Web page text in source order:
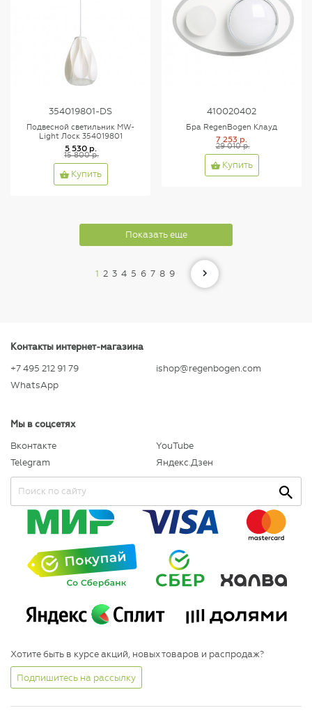
354019801-DS
Подвесной светильник MW-
Light Лоск 354019801
5 530 р.
15 800 р.
Купить
410020402
Бра RegenBogen Клауд
7 253 р.
29 010 р.
Купить
Показать еще
1 2 3 4 5 6 7 8 9
Контакты интернет-магазина
+7 495 212 91 79
WhatsApp
ishop@regenbogen.com
Мы в соцсетях
Вконтакте
Telegram
YouTube
Яндекс.Дзен
Хотите быть в курсе акций, новых товаров и распродаж?
Подпишитесь на рассылку